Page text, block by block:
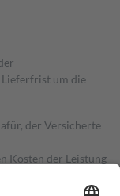
Lieferfrist um die
der Versicherte
Kosten der Leistung